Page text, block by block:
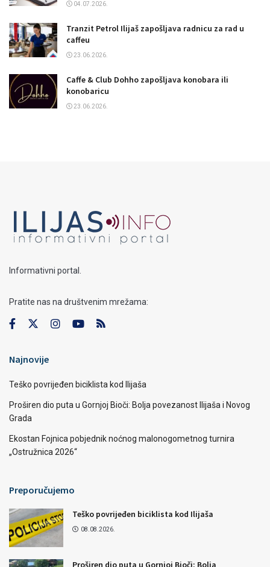
04.07.2026.
Tranzit Petrol Ilijaš zapošljava radnicu za rad u
caffeu
23.06.2026.
Caffe & Club Dohho zapošljava konobara ili
konobaricu
23.06.2026.
Informativni portal.
Pratite nas na društvenim mrežama:
Najnovije
Teško povrijeđen biciklista kod Ilijaša
Proširen dio puta u Gornjoj Bioči: Bolja povezanost Ilijaša i Novog
Grada
Ekostan Fojnica pobjednik noćnog malonogometnog turnira
„Ostružnica 2026“
Preporučujemo
Teško povrijeđen biciklista kod Ilijaša
08.08.2026.
Proširen dio puta u Gornjoj Bioči: Bolja